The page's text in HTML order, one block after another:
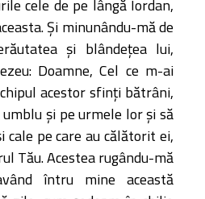
cele de pe lângă Iordan,
Şi minunându-mă de
şi blândeţea lui,
Doamne, Cel ce m-ai
acestor sfinţi bătrâni,
şi pe urmele lor şi să
cale pe care au călătorit ei,
Tău. Acestea rugându-mă
întru mine această